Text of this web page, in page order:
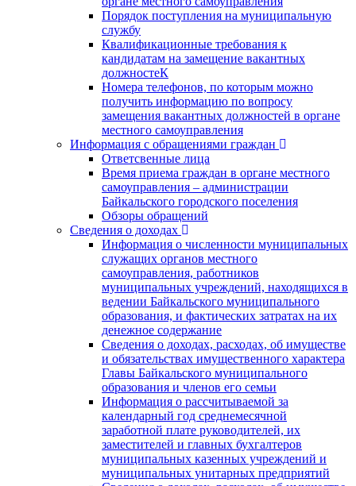
Порядок поступления на муниципальную
службу
Квалификационные требования к
кандидатам на замещение вакантных
должностеК
Номера телефонов, по которым можно
получить информацию по вопросу
замещения вакантных должностей в органе
местного самоуправления
Информация с обращениями граждан
Ответсвенные лица
Время приема граждан в органе местного
самоуправления – администрации
Байкальского городского поселения
Обзоры обращений
Сведения о доходах
Информация о численности муниципальных
служащих органов местного
самоуправления, работников
муниципальных учреждений, находящихся в
ведении Байкальского муниципального
образования, и фактических затратах на их
денежное содержание
Сведения о доходах, расходах, об имуществе
и обязательствах имущественного характера
Главы Байкальского муниципального
образования и членов его семьи
Информация о рассчитываемой за
календарный год среднемесячной
заработной плате руководителей, их
заместителей и главных бухгалтеров
муниципальных казенных учреждений и
муниципальных унитарных предприятий